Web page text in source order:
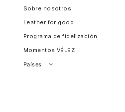
Sobre nosotros
Leather for good
Programa de fidelización
Momentos VÉLEZ
Países